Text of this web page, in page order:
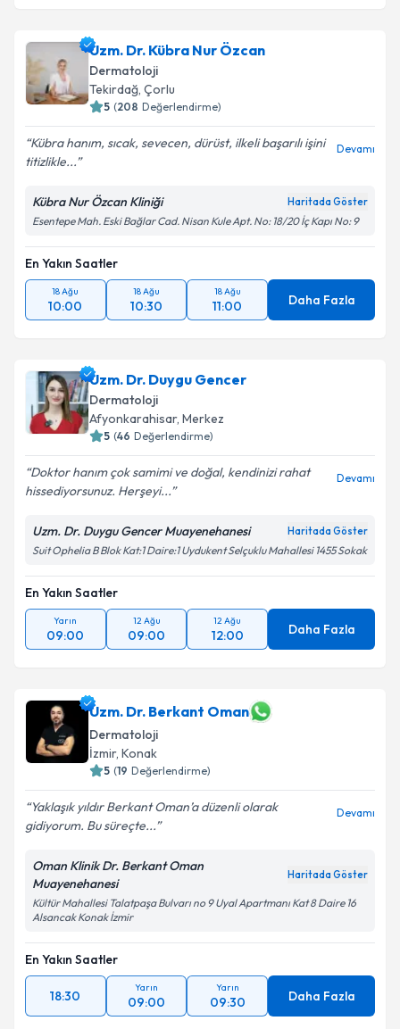
Uzm. Dr. Kübra Nur Özcan
Dermatoloji
Tekirdağ, Çorlu
5 (208 Değerlendirme)
Kübra hanım, sıcak, sevecen, dürüst, ilkeli başarılı işini
titizlikle...
Devamı
Kübra Nur Özcan Kliniği Haritada Göster
Esentepe Mah. Eski Bağlar Cad. Nisan Kule Apt. No: 18/20 İç Kapı No: 9
En Yakın Saatler
18 Ağu
10:00
18 Ağu
10:30
18 Ağu
11:00 Daha Fazla
Uzm. Dr. Duygu Gencer
Dermatoloji
Afyonkarahisar, Merkez
5 (46 Değerlendirme)
Doktor hanım çok samimi ve doğal, kendinizi rahat
hissediyorsunuz. Herşeyi...
Devamı
Uzm. Dr. Duygu Gencer Muayenehanesi Haritada Göster
Suit Ophelia B Blok Kat:1 Daire:1 Uydukent Selçuklu Mahallesi 1455 Sokak
En Yakın Saatler
Yarın
09:00
12 Ağu
09:00
12 Ağu
12:00 Daha Fazla
Uzm. Dr. Berkant Oman
Dermatoloji
İzmir, Konak
5 (19 Değerlendirme)
Yaklaşık yıldır Berkant Oman’a düzenli olarak
gidiyorum. Bu süreçte...
Devamı
Oman Klinik Dr. Berkant Oman
Muayenehanesi
Haritada Göster
Kültür Mahallesi Talatpaşa Bulvarı no 9 Uyal Apartmanı Kat 8 Daire 16
Alsancak Konak İzmir
En Yakın Saatler
18:30
Yarın
09:00
Yarın
09:30 Daha Fazla